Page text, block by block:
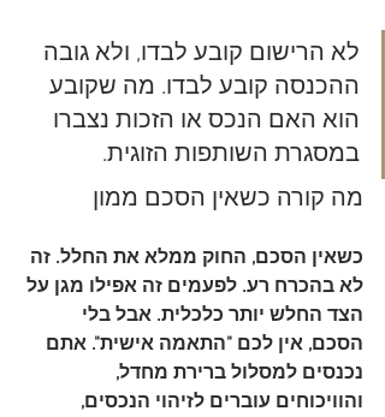
לא הרישום קובע לבדו, ולא גובה
ההכנסה קובע לבדו. מה שקובע
הוא האם הנכס או הזכות נצברו
במסגרת השותפות הזוגית.
מה קורה כשאין הסכם ממון
כשאין הסכם, החוק ממלא את החלל. זה
לא בהכרח רע. לפעמים זה אפילו מגן על
הצד החלש יותר כלכלית. אבל בלי
הסכם, אין לכם "התאמה אישית". אתם
נכנסים למסלול ברירת מחדל,
והוויכוחים עוברים לזיהוי הנכסים,